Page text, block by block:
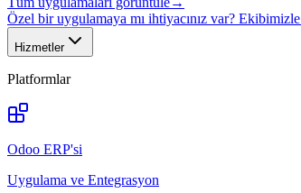
Özel bir uygulamaya mı ihtiyacınız var?
Hizmetler
Platformlar
Odoo ERP'si
Uygulama ve Entegrasyon